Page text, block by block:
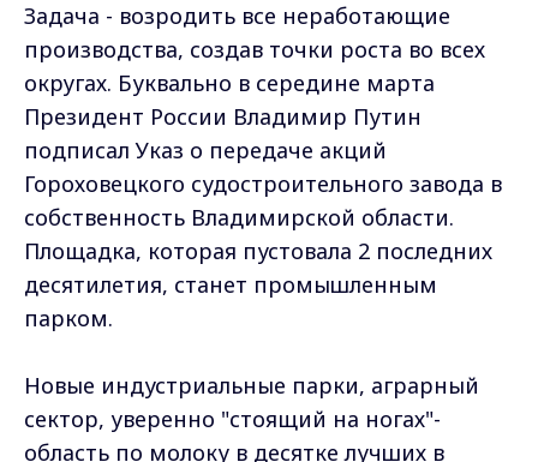
Задача - возродить все неработающие
производства, создав точки роста во всех
округах. Буквально в середине марта
Президент России Владимир Путин
подписал Указ о передаче акций
Гороховецкого судостроительного завода в
собственность Владимирской области.
Площадка, которая пустовала 2 последних
десятилетия, станет промышленным
парком.
Новые индустриальные парки, аграрный
сектор, уверенно "стоящий на ногах"-
область по молоку в десятке лучших в